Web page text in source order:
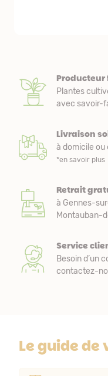
Plantes
avec savoir-
Livraison
à domicile
*en savoir plus
Retrait
à Gennes-
Montauban-
Service
Besoin d’un
contactez-
Le guide de